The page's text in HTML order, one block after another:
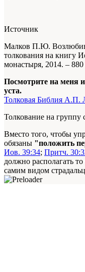
Источник
Малков П.Ю.
толкования на книгу
монастыря, 2014. –
Посмотрите на меня
уста.
Толковая Библия А.П.
Толкование на группу
Вместо того, чтобы
обязаны "положить
Иов. 39:34; Притч.
должно располагать
самим видом